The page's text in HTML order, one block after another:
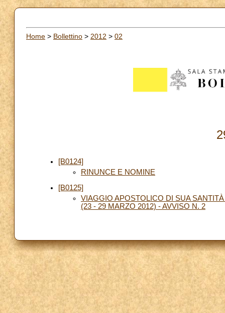
Home > Bollettino > 2012 > 02
[B0124]
RINUNCE E NOMINE
[B0125]
VIAGGIO APOSTOLICO DI SUA
(23 - 29 MARZO 2012) - AVVISO N. 2